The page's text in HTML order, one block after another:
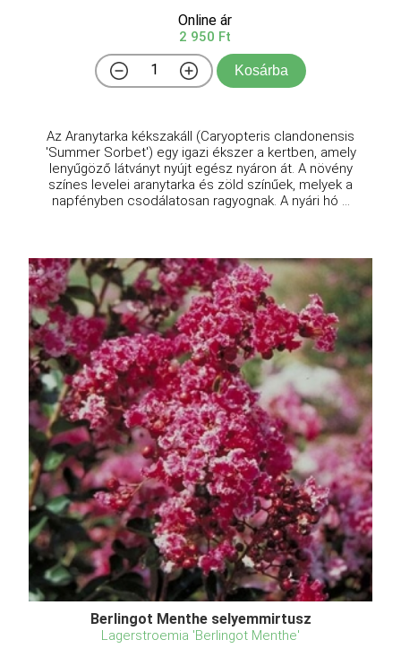
Online ár
2 950 Ft
Kosárba
Az Aranytarka kékszakáll (Caryopteris clandonensis
'Summer Sorbet') egy igazi ékszer a kertben, amely
lenyűgöző látványt nyújt egész nyáron át. A növény
színes levelei aranytarka és zöld színűek, melyek a
napfényben csodálatosan ragyognak. A nyári hó ...
Berlingot Menthe selyemmirtusz
Lagerstroemia 'Berlingot Menthe'